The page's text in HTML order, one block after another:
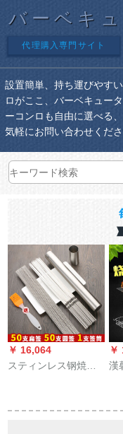
バーベキ
代理購入専門サイト
設置簡単、持ち運びやす
ロがここ、バーベキュー
ーコンロも自由に選べる
気軽にお問い合わせくださ
￥ 16,064
スティンレス钢焼き
セット
￥
漢
ル